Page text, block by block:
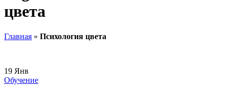
цвета
Главная » Психология цвета
19 Янв
Обучение